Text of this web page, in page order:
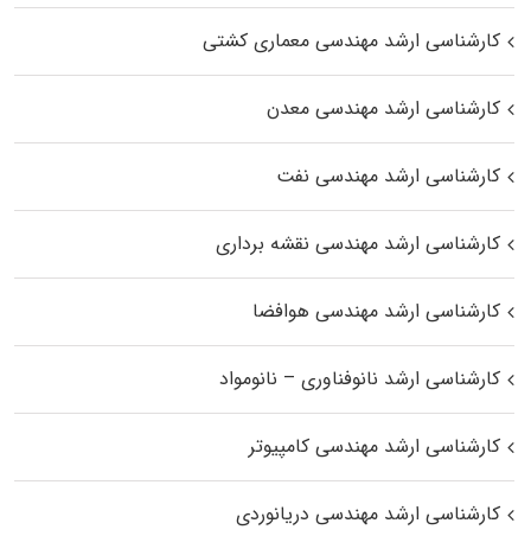
کارشناسی ارشد مهندسی معماری کشتی
کارشناسی ارشد مهندسی معدن
کارشناسی ارشد مهندسی نفت
کارشناسی ارشد مهندسی نقشه برداری
کارشناسی ارشد مهندسی هوافضا
کارشناسی ارشد نانوفناوری – نانومواد
کارشناسی ارشد مهندسی کامپیوتر
کارشناسی ارشد مهندسی دریانوردی